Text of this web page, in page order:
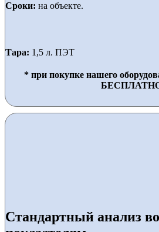
Сроки: на объекте.
Тара: 1,5 л. ПЭТ
* при покупке нашего
Стандартный анализ